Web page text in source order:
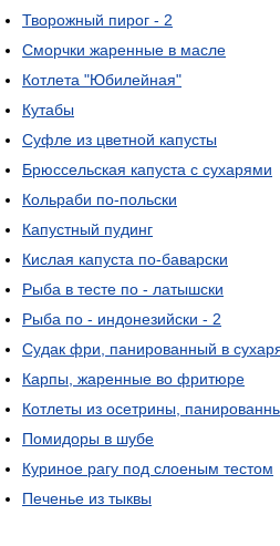
Творожный пирог - 2
Сморчки жаренные в масле
Котлета "Юбилейная"
Кутабы
Суфле из цветной капусты
Брюссельская капуста с сухарями
Кольраби по-польски
Капустный пудинг
Кислая капуста по-баварски
Рыба в тесте по - латышски
Рыба по - индонезийски - 2
Судак фри, панированный в
Карпы, жаренные во фритюре
Котлеты из осетрины,
Помидоры в шубе
Куриное рагу под слоеным тестом
Печенье из тыквы